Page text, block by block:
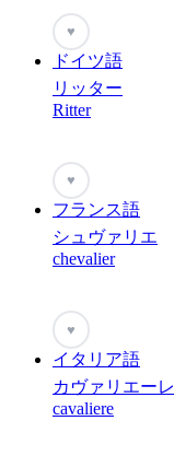
♥
ドイツ語
リッター
Ritter
♥
フランス語
シュヴァリエ
chevalier
♥
イタリア語
カヴァリエーレ
cavaliere